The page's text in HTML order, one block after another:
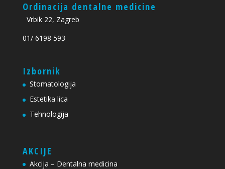
Ordinacija dentalne medicine
Vrbik 22, Zagreb
01/ 6198 593
Izbornik
Stomatologija
Estetika lica
Tehnologija
AKCIJE
Akcija – Dentalna medicina